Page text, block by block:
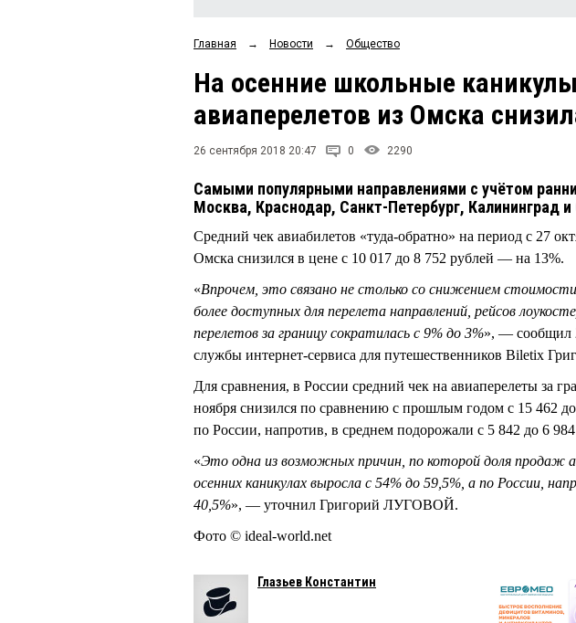
Главная → Новости → Общество
На осенние школьные
авиаперелетов из Омска
26 сентября 2018 20:47 0 2290
Самыми популярными направлениями с учётом
Москва, Краснодар, Санкт-Петербург, Калининград и
Средний чек авиабилетов «туда-обратно» на период с 27
Омска снизился в цене с 10 017 до 8 752 рублей — на 13%.
«Впрочем, это связано не столько со снижением
более доступных для перелета направлений, рейсов
перелетов за границу сократилась с 9% до 3%», — сообщил
службы интернет-сервиса для путешественников Biletix
Для сравнения, в России средний чек на авиаперелеты за
ноября снизился по сравнению с прошлым годом с 15 462
по России, напротив, в среднем подорожали с 5 842 до 6
«Это одна из возможных причин, по которой доля продаж
осенних каникулах выросла с 54% до 59,5%, а по России,
40,5%», — уточнил Григорий ЛУГОВОЙ.
Фото © ideal-world.net
Глазьев Константин